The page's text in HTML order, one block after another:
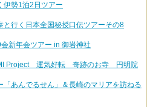
伊勢1泊2日ツアー
と行く日本全国秘授口伝ツアーその8
新年会ツアー in 御岩神社
Project 運気好転 奇跡のお寺 円明院
あんでるせん」＆長崎のマリアを訪ねる